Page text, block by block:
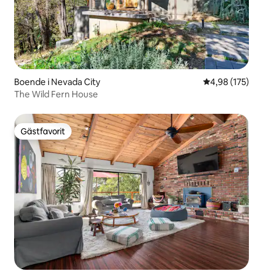
Boende i Nevada City 4,98 av 5 i
4,98 (175)
The Wild Fern House
Gästfavorit
Gästfavorit